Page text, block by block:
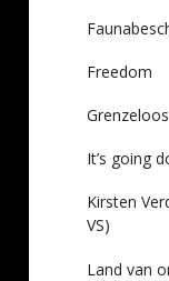
Freedom
Grenzeloos
It’s going
Kirsten
VS)
Land van